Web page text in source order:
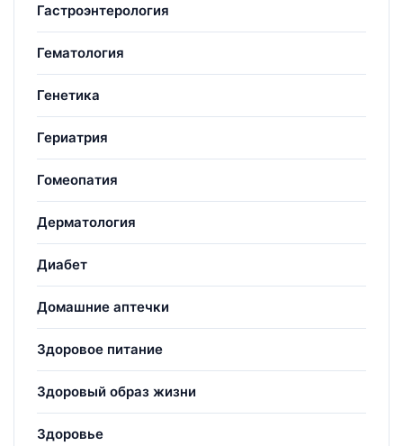
Гастроэнтерология
Гематология
Генетика
Гериатрия
Гомеопатия
Дерматология
Диабет
Домашние аптечки
Здоровое питание
Здоровый образ жизни
Здоровье